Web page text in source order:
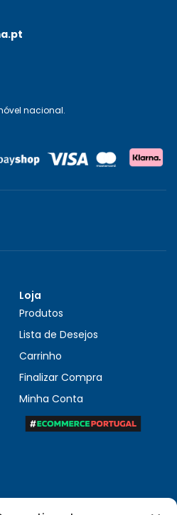
nacional.
Loja
Produtos
Lista de Desejos
Carrinho
Finalizar Compra
Minha Conta